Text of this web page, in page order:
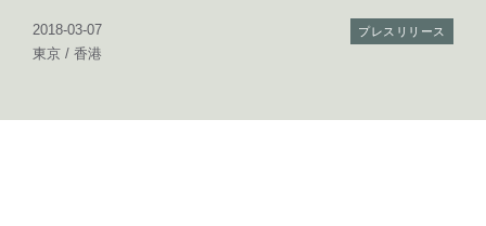
2018-03-07
東京 / 香港
プレスリリース